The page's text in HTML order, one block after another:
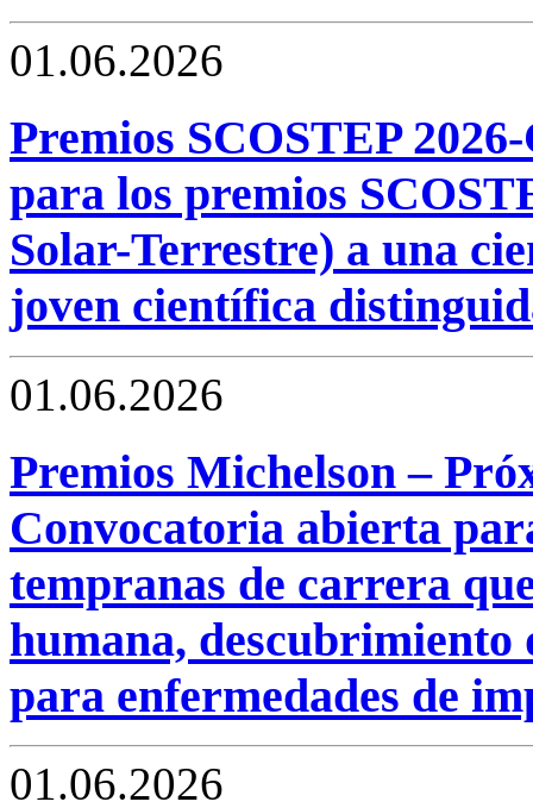
01.06.2026
Premios SCOSTEP
para los premios
Solar-Terrestre) a una
joven científica
01.06.2026
Premios Michelson –
Convocatoria abierta
tempranas de carrera
humana, descubrimiento
para enfermedades de
01.06.2026